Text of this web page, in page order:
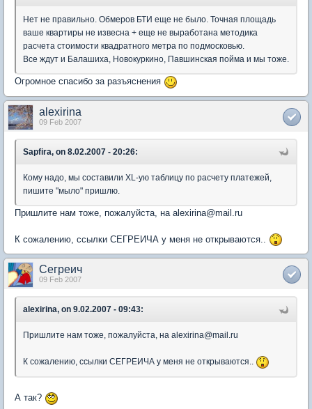
Нет не правильно. Обмеров БТИ еще не было. Точная площадь
ваше квартиры не извесна + еще не выработана методика
расчета стоимости квадратного метра по подмосковью.
Все ждут и Балашиха, Новокуркино, Павшинская пойма и мы тоже.
Огромное спасибо за разъяснения
alexirina
09 Feb 2007
Sapfira, on 8.02.2007 - 20:26:
Кому надо, мы составили XL-ую таблицу по расчету платежей,
пишите "мыло" пришлю.
Пришлите нам тоже, пожалуйста, на alexirina@mail.ru
К сожалению, ссылки СЕГРЕИЧА у меня не открываются..
Сегреич
09 Feb 2007
alexirina, on 9.02.2007 - 09:43:
Пришлите нам тоже, пожалуйста, на alexirina@mail.ru
К сожалению, ссылки СЕГРЕИЧА у меня не открываются..
А так?